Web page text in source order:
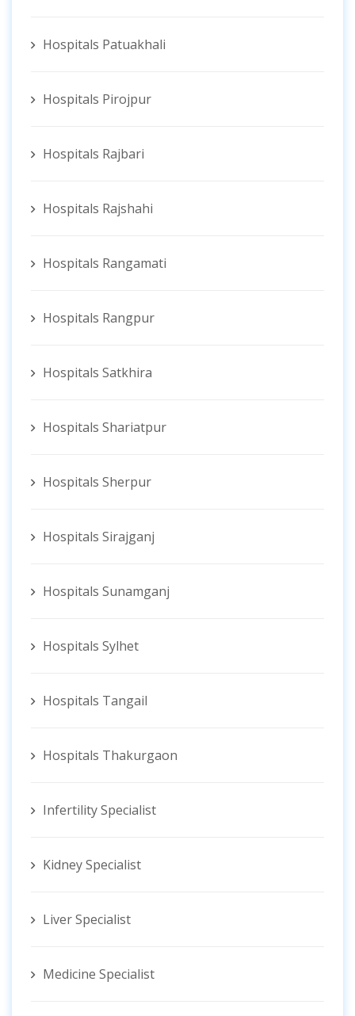
Hospitals Patuakhali
Hospitals Pirojpur
Hospitals Rajbari
Hospitals Rajshahi
Hospitals Rangamati
Hospitals Rangpur
Hospitals Satkhira
Hospitals Shariatpur
Hospitals Sherpur
Hospitals Sirajganj
Hospitals Sunamganj
Hospitals Sylhet
Hospitals Tangail
Hospitals Thakurgaon
Infertility Specialist
Kidney Specialist
Liver Specialist
Medicine Specialist